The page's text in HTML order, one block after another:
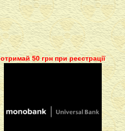
отримай 50 грн при реєстрації